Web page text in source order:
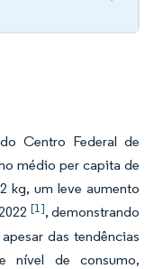
Centro Federal de
médio per capita de
kg, um leve aumento
[1], demonstrando
das tendências
nível de consumo,